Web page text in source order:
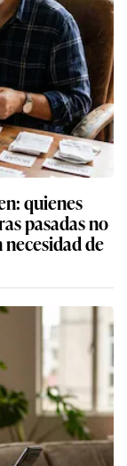
quienes
pasadas no
de